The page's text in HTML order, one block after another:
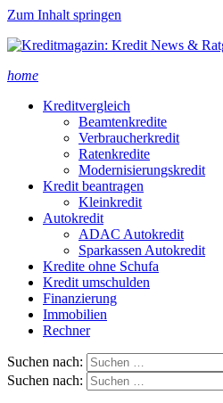
Zum Inhalt springen
home
Kreditvergleich
Beamtenkredite
Verbraucherkredit
Ratenkredite
Modernisierungskredit
Kredit beantragen
Kleinkredit
Autokredit
ADAC Autokredit
Sparkassen Autokredit
Kredite ohne Schufa
Kredit umschulden
Finanzierung
Immobilien
Rechner
Suchen nach:
Suchen nach: